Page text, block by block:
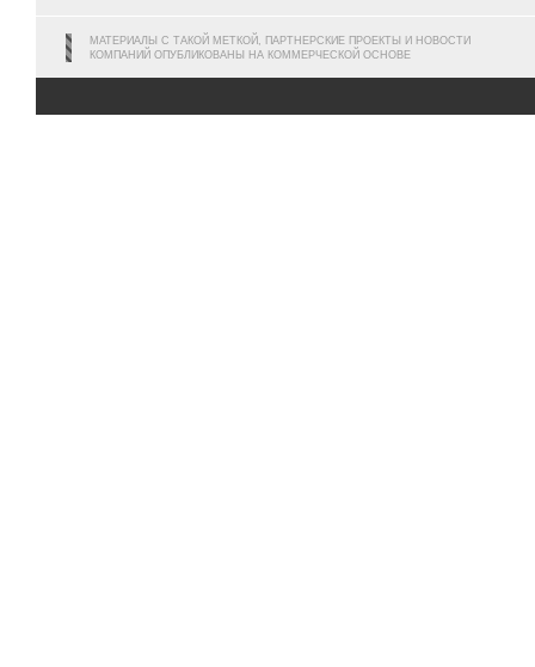
МАТЕРИАЛЫ С ТАКОЙ МЕТКОЙ, ПАРТНЕРСКИЕ ПРОЕКТЫ И НОВОСТИ
КОМПАНИЙ ОПУБЛИКОВАНЫ НА КОММЕРЧЕСКОЙ ОСНОВЕ